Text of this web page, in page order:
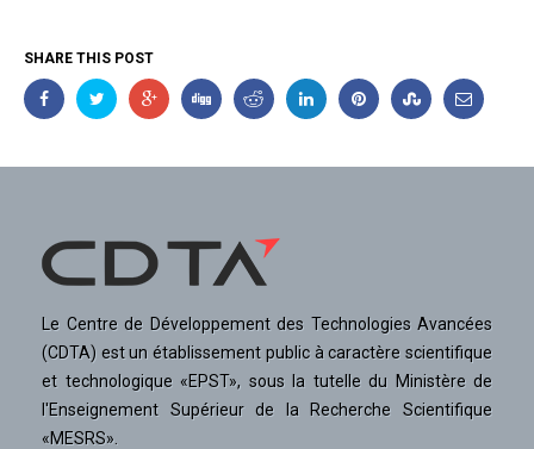
SHARE THIS POST
Le Centre de Développement des Technologies Avancées
(CDTA) est un établissement public à caractère scientifique
et technologique «EPST», sous la tutelle du Ministère de
l'Enseignement Supérieur de la Recherche Scientifique
«MESRS».